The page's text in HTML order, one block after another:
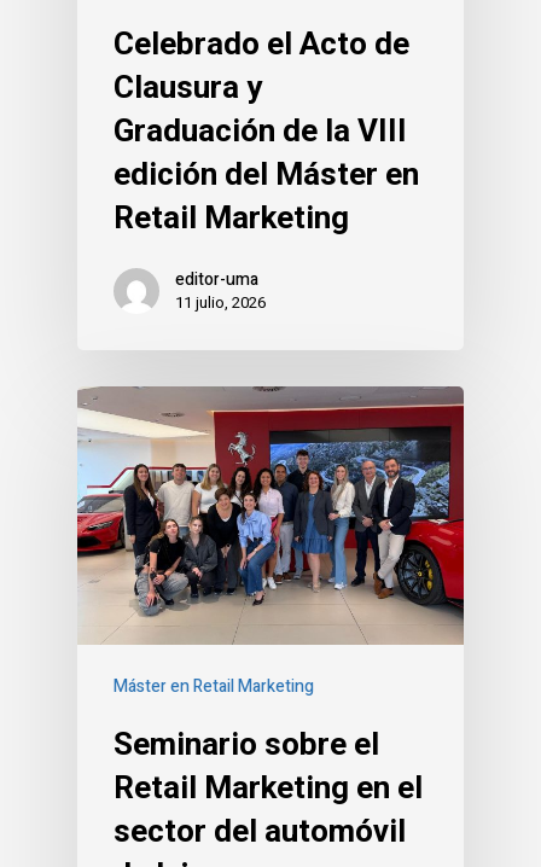
Celebrado el Acto de
Clausura y
Graduación de la VIII
edición del Máster en
Retail Marketing
editor-uma
11 julio, 2026
Máster en Retail Marketing
Seminario sobre el
Retail Marketing en el
sector del automóvil